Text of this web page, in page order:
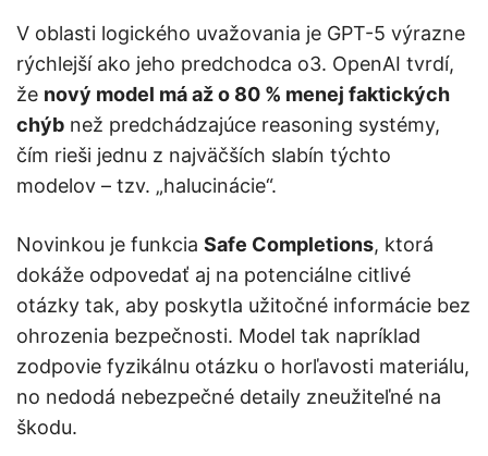
V oblasti logického uvažovania je GPT-5 výrazne
rýchlejší ako jeho predchodca o3. OpenAI tvrdí,
že nový model má až o 80 % menej faktických
chýb než predchádzajúce reasoning systémy,
čím rieši jednu z najväčších slabín týchto
modelov – tzv. „halucinácie“.
Novinkou je funkcia Safe Completions, ktorá
dokáže odpovedať aj na potenciálne citlivé
otázky tak, aby poskytla užitočné informácie bez
ohrozenia bezpečnosti. Model tak napríklad
zodpovie fyzikálnu otázku o horľavosti materiálu,
no nedodá nebezpečné detaily zneužiteľné na
škodu.